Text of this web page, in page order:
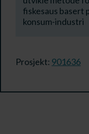
fiskesaus basert
konsum-industri
Prosjekt: 901636